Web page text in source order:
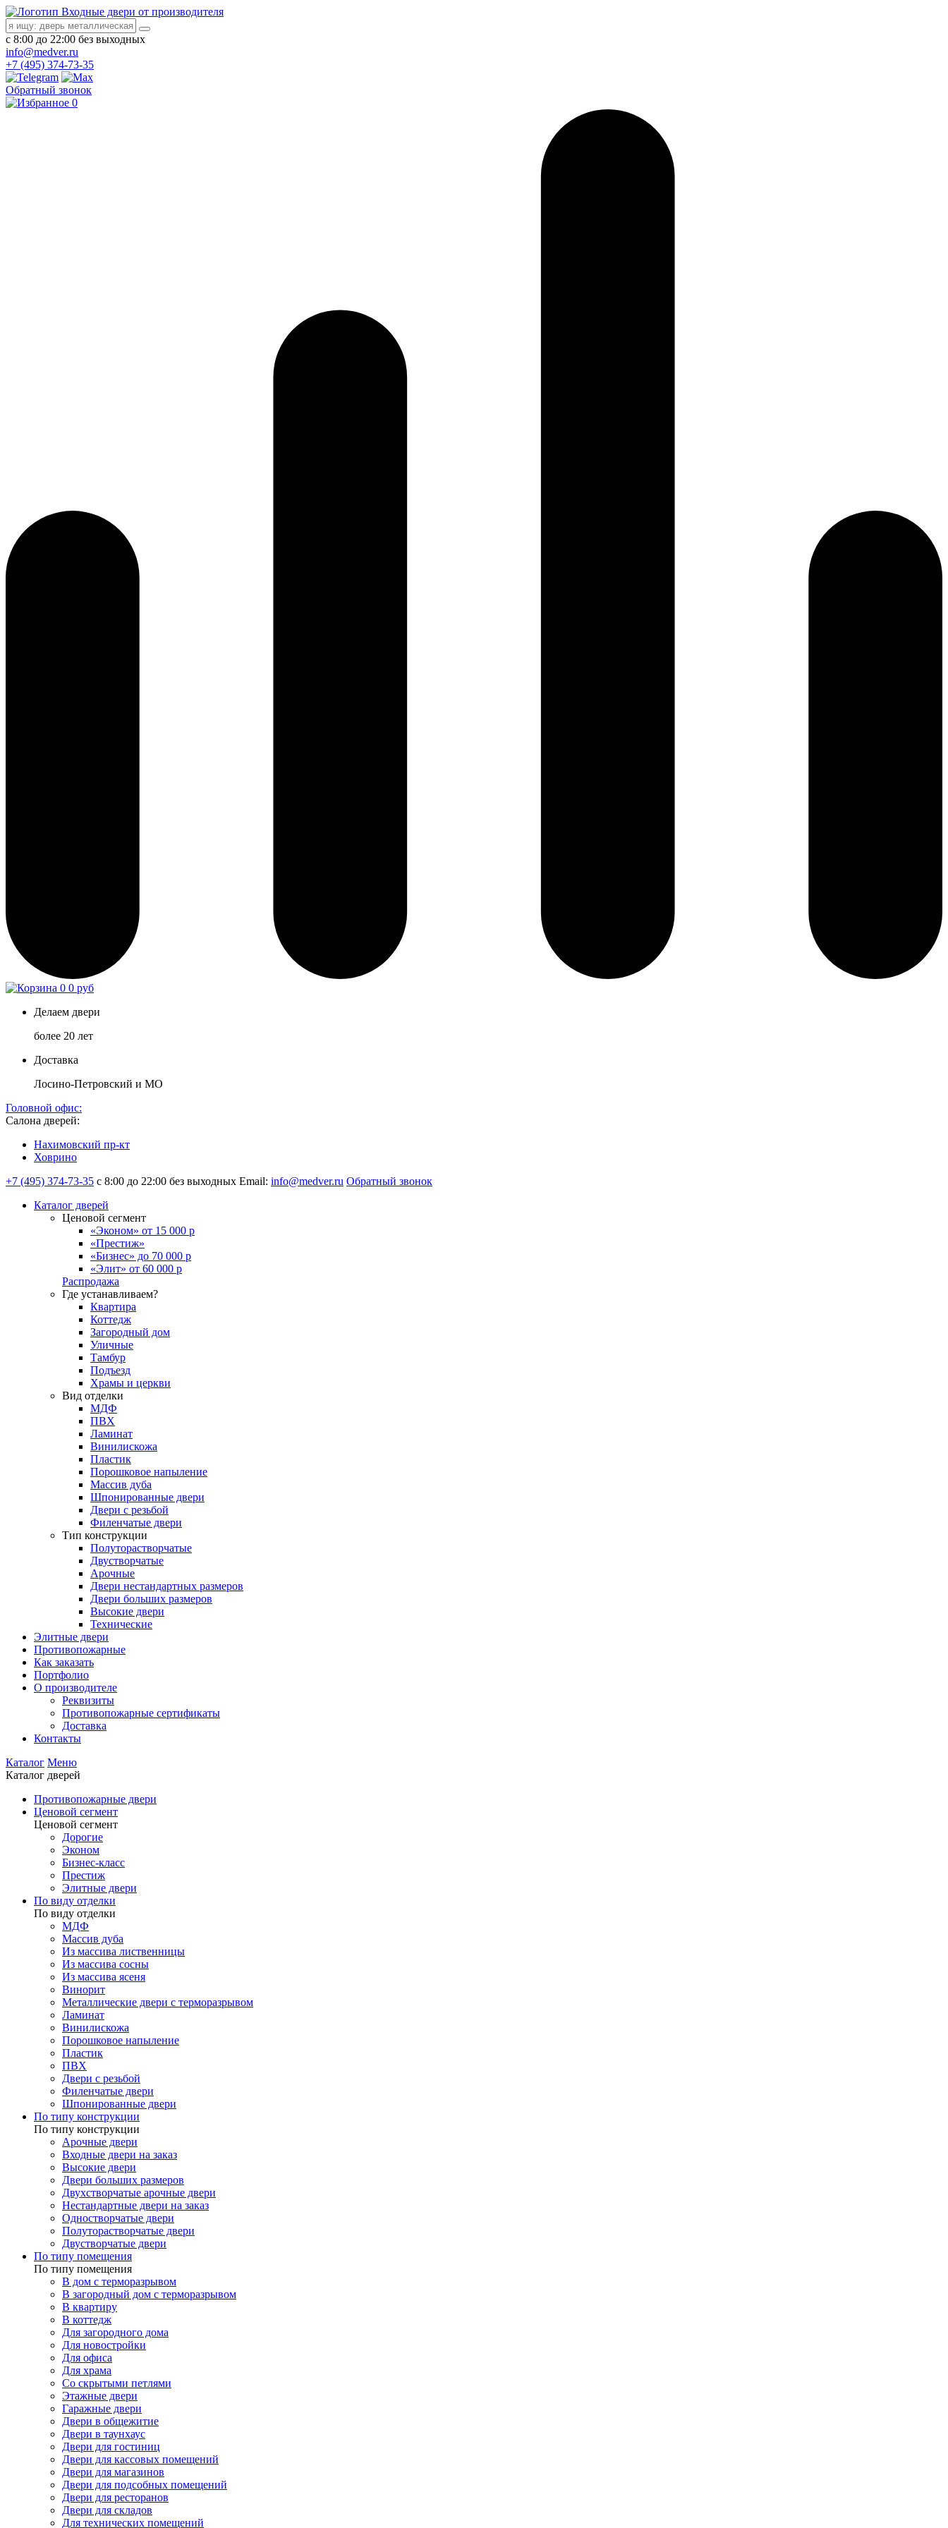
Входные двери от производителя
с 8:00 до 22:00 без выходных
info@medver.ru
+7 (495) 374-73-35
Обратный звонок
0
0 0 руб
Делаем двери
более 20 лет
Доставка
Лосино-Петровский и МО
Головной офис:
Салона дверей:
Нахимовский пр-кт
Ховрино
+7 (495) 374-73-35 с 8:00 до 22:00 без выходных Email: info@medver.ru Обратный звонок
Каталог дверей
Ценовой сегмент
«Эконом» от 15 000 р
«Престиж»
«Бизнес» до 70 000 р
«Элит» от 60 000 р
Распродажа
Где устанавливаем?
Квартира
Коттедж
Загородный дом
Уличные
Тамбур
Подъезд
Храмы и церкви
Вид отделки
МДФ
ПВХ
Ламинат
Винилискожа
Пластик
Порошковое напыление
Массив дуба
Шпонированные двери
Двери с резьбой
Филенчатые двери
Тип конструкции
Полуторастворчатые
Двустворчатые
Арочные
Двери нестандартных размеров
Двери больших размеров
Высокие двери
Технические
Элитные двери
Противопожарные
Как заказать
Портфолио
О производителе
Реквизиты
Противопожарные сертификаты
Доставка
Контакты
Каталог Меню
Каталог дверей
Противопожарные двери
Ценовой сегмент
Ценовой сегмент
Дорогие
Эконом
Бизнес-класс
Престиж
Элитные двери
По виду отделки
По виду отделки
МДФ
Массив дуба
Из массива лиственницы
Из массива сосны
Из массива ясеня
Винорит
Металлические двери с терморазрывом
Ламинат
Винилискожа
Порошковое напыление
Пластик
ПВХ
Двери с резьбой
Филенчатые двери
Шпонированные двери
По типу конструкции
По типу конструкции
Арочные двери
Входные двери на заказ
Высокие двери
Двери больших размеров
Двухстворчатые арочные двери
Нестандартные двери на заказ
Одностворчатые двери
Полуторастворчатые двери
Двустворчатые двери
По типу помещения
По типу помещения
В дом с терморазрывом
В загородный дом с терморазрывом
В квартиру
В коттедж
Для загородного дома
Для новостройки
Для офиса
Для храма
Со скрытыми петлями
Этажные двери
Гаражные двери
Двери в общежитие
Двери в таунхаус
Двери для гостиниц
Двери для кассовых помещений
Двери для магазинов
Двери для подсобных помещений
Двери для ресторанов
Двери для складов
Для технических помещений